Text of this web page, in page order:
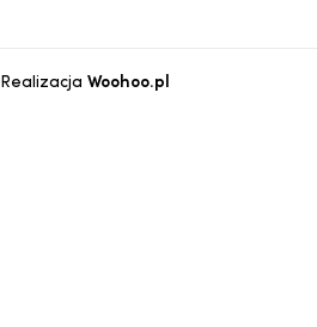
Woohoo.pl